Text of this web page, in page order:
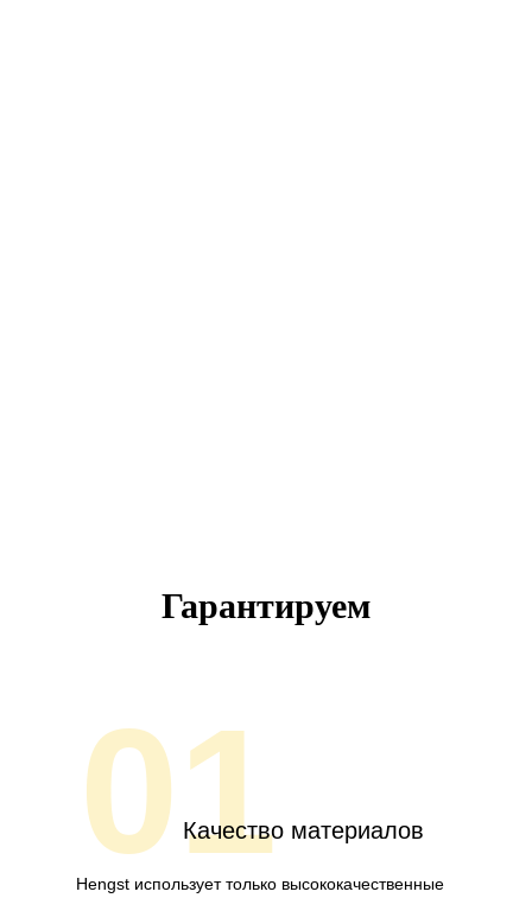
Гарантируем
01Качество материалов
Hengst использует только высококачественные